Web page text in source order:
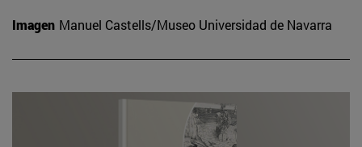
Imagen Manuel Castells/Museo Universidad de Navarra